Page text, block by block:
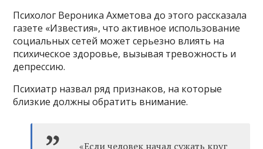
Психолог Вероника Ахметова до этого рассказала
газете «Известия», что активное использование
социальных сетей может серьезно влиять на
психическое здоровье, вызывая тревожность и
депрессию.
Психиатр назвал ряд признаков, на которые
близкие должны обратить внимание.
«Если человек начал сужать круг